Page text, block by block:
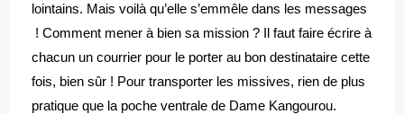
lointains. Mais voilà qu’elle s’emmêle dans les messages
! Comment mener à bien sa mission ? Il faut faire écrire à
chacun un courrier pour le porter au bon destinataire cette
fois, bien sûr ! Pour transporter les missives, rien de plus
pratique que la poche ventrale de Dame Kangourou.